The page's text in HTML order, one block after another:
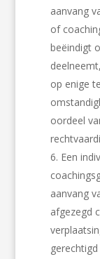
aanvang
of
beëindigt
op enige
oordeel
Een
aanvang
afgezegd